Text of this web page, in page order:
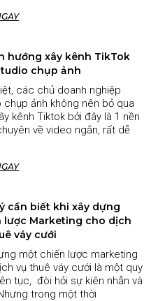
hướng xây kênh TikTok
chụp ảnh
các chủ doanh nghiệp
chụp ảnh không nên bỏ qua
kênh Tiktok bởi đây là 1 nền
về video ngắn, rất dễ
cần biết khi xây dựng
lược Marketing cho dịch
váy cưới
một chiến lược marketing
vụ thuê váy cưới là một quy
tục, đòi hỏi sự kiên nhẫn và
trong một thời